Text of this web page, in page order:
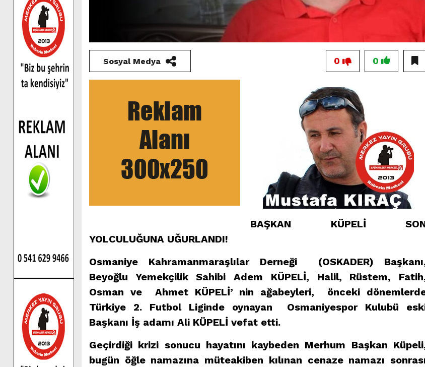
Sosyal Medya 0
0
BAŞKAN KÜPELİ
YOLCULUĞUNA UĞURLANDI!
Osmaniye Kahramanmaraşlılar Derneği (OSKADER)
Beyoğlu Yemekçilik Sahibi Adem KÜPELİ, Halil, Rüstem,
Osman ve Ahmet KÜPELİ’ nin ağabeyleri, önceki
Türkiye 2. Futbol Liginde oynayan Osmaniyespor Kulubü
Başkanı İş adamı Ali KÜPELİ vefat etti.
Geçirdiği krizi sonucu hayatını kaybeden Merhum Başkan
bugün öğle namazına müteakiben kılınan cenaze namazı